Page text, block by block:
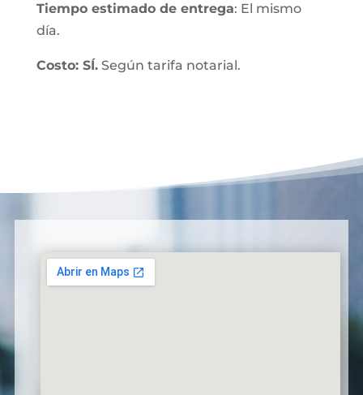
Tiempo estimado de entrega: El mismo
día.
Costo: SÍ.Según tarifa notarial.